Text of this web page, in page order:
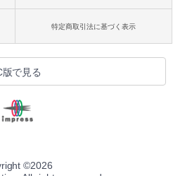
特定商取引法に基づく表示
版で見る
©2026